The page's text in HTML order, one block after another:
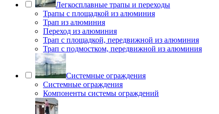
Легкосплавные трапы и переходы
Трапы с площадкой из алюминия
Трап из алюминия
Переход из алюминия
Трап с площадкой, передвижной из алюминия
Трап с подмостком, передвижной из алюминия
Системные ограждения
Системные ограждения
Компоненты системы ограждений